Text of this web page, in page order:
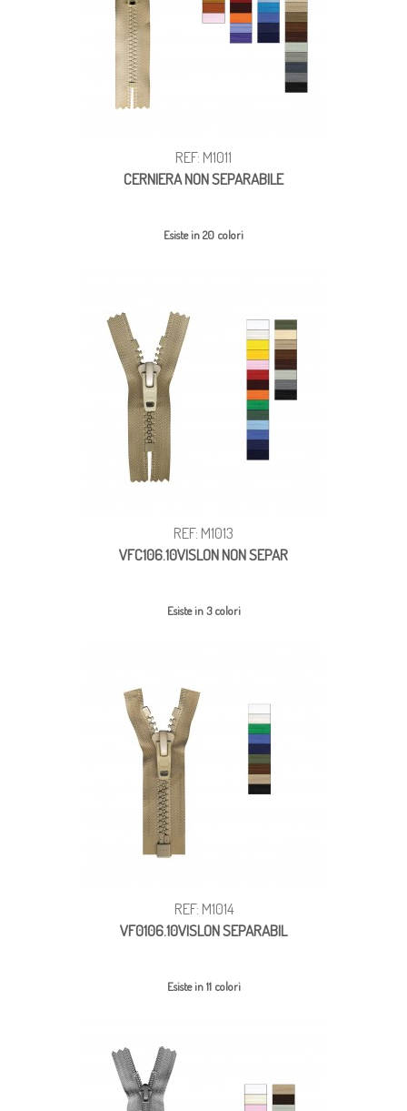
REF: M1011
CERNIERA NON SEPARABILE
Esiste in 20 colori
REF: M1013
VFC106.10VISLON NON SEPAR
Esiste in 3 colori
REF: M1014
VF0106.10VISLON SEPARABIL
Esiste in 11 colori